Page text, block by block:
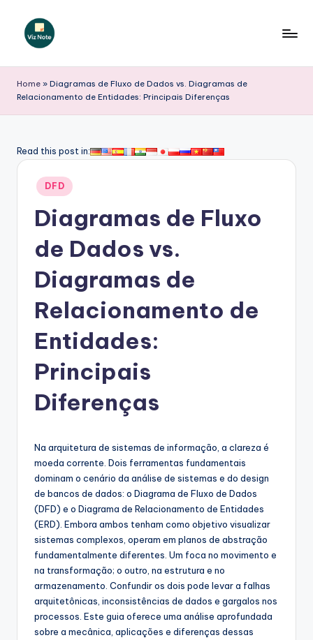
iz
N
t
A
si
Home » Diagramas de Fluxo de Dados vs. Diagramas de
Relacionamento de Entidades: Principais Diferenças
Read this post in:
Posted
in
DFD
Diagramas de Fluxo
de Dados vs.
Diagramas de
Relacionamento de
Entidades:
Principais
Diferenças
Na arquitetura de sistemas de informação, a clareza é
moeda corrente. Dois ferramentas fundamentais
dominam o cenário da análise de sistemas e do design
de bancos de dados: o Diagrama de Fluxo de Dados
(DFD) e o Diagrama de Relacionamento de Entidades
(ERD). Embora ambos tenham como objetivo visualizar
sistemas complexos, operam em planos de abstração
fundamentalmente diferentes. Um foca no movimento e
na transformação; o outro, na estrutura e no
armazenamento. Confundir os dois pode levar a falhas
arquitetônicas, inconsistências de dados e gargalos nos
processos. Este guia oferece uma análise aprofundada
sobre a mecânica, aplicações e diferenças dessas